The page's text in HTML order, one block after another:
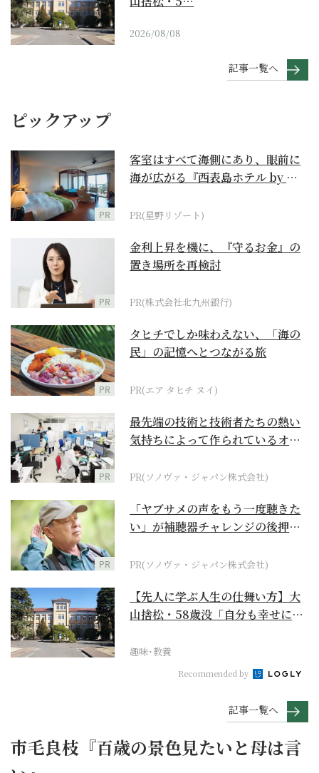
2026/08/08
記事一覧へ
ピックアップ
PR
客室はすべて海側にあり、眼前に
海が広がる『西表島ホテル by 星
PR(星野リゾート)
PR
金利上昇を機に、『守るお金』の
置き場所を再検討
PR(株式会社北九州銀行)
PR
タヒチでしか味わえない、「海の
民」の記憶へとつながる旅
PR(エア タヒチ ヌイ)
PR
最先端の技術と技術者たちの熱い
気持ちによって作られているオー
PR(ソノヴァ・ジャパン株式会社)
PR
「ヤブサメの声をもう一度聴きた
い」が補聴器チャレンジの後押し
PR(ソノヴァ・ジャパン株式会社)
【先人に学ぶ人生の仕舞い方】大
山捨松・58歳没「自分も幸せにな
趣味･教養
Recommended by
記事一覧へ
市毛良枝『百歳の景色見たいと母は言